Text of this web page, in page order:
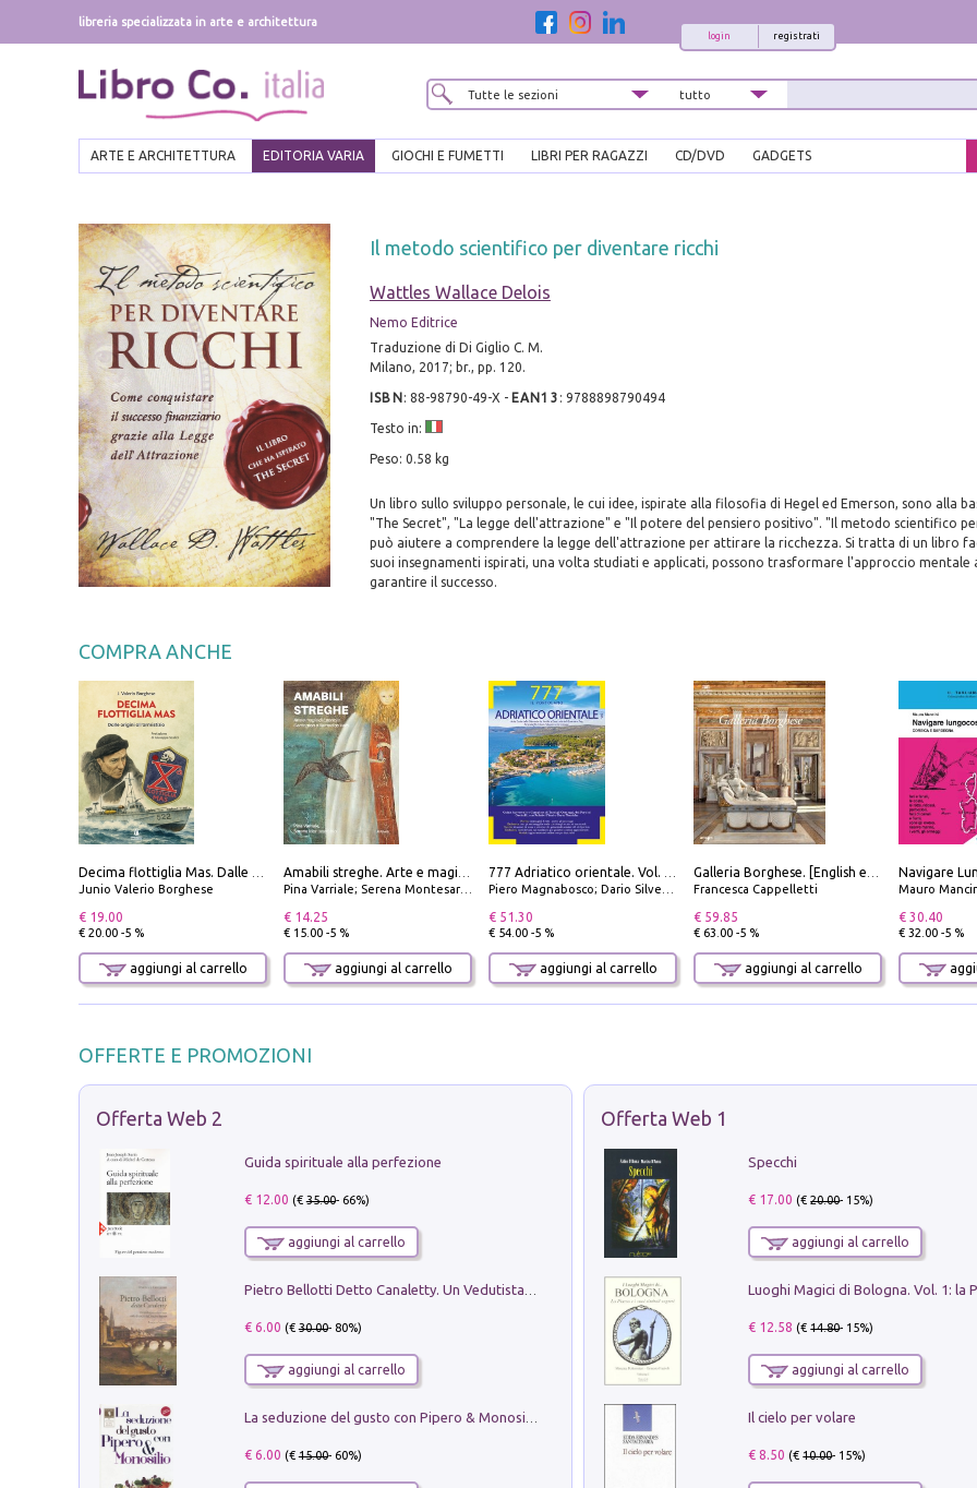
libreria specializzata in arte e architettura
registrati
login
ARTE E ARCHITETTURA EDITORIA VARIA GIOCHI E FUMETTI LIBRI PER RAGAZZI CD/DVD GADGETS
Il metodo scientifico per diventare ricchi
Wattles Wallace Delois
Nemo Editrice
Traduzione di Di Giglio C. M.
Milano, 2017; br., pp. 120.
ISBN : 88-98790-49-X - EAN13 : 9788898790494
Testo in:
Peso: 0.58 kg
Un libro sullo sviluppo personale, le cui idee, ispirate alla filosofia di Hegel ed Emerson, sono alla
"The Secret", "La legge dell'attrazione" e "Il potere del pensiero positivo". "Il metodo scientifico
può aiutere a comprendere la legge dell'attrazione per attirare la ricchezza. Si tratta di un libro
suoi insegnamenti ispirati, una volta studiati e applicati, possono trasformare l'approccio mentale
garantire il successo.
COMPRA ANCHE
Junio Valerio Borghese
€ 19.00
€ 20.00 -5 %
aggiungi al carrello
Pina Varriale; Serena Montesarchio
€ 14.25
€ 15.00 -5 %
aggiungi al carrello
Piero Magnabosco; Dario Silvestro; Marco Sbrizzi
€ 51.30
€ 54.00 -5 %
aggiungi al carrello
Francesca Cappelletti
€ 59.85
€ 63.00 -5 %
aggiungi al carrello
Mauro
€ 30.40
€ 32.00 -5 %
OFFERTE E PROMOZIONI
Offerta Web 2
Guida spirituale alla perfezione
€ 12.00 (€35.00- 66%)
aggiungi al carrello
€ 6.00 (€30.00- 80%)
aggiungi al carrello
€ 6.00 (€15.00- 60%)
Offerta Web 1
Specchi
€ 17.00 (€20.00- 15%)
aggiungi al carrello
€ 12.58 (€14.80- 15%)
aggiungi al carrello
Il cielo per volare
€ 8.50 (€10.00- 15%)